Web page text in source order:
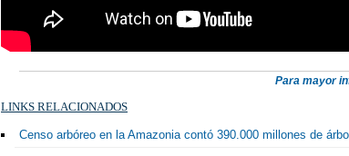
Para mayor
LINKS RELACIONADOS
Censo arbóreo en la Amazonia contó 390.000 millones de